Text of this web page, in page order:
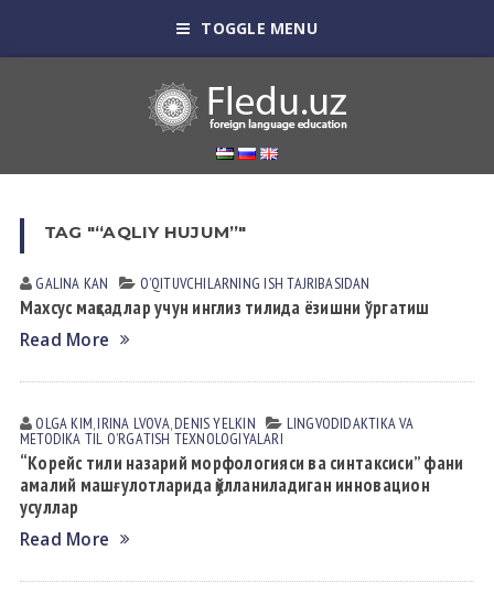
TOGGLE MENU
TAG "“AQLIY HUJUM”"
GALINA KАN OʼQITUVCHILАRNING ISH TАJRIBАSIDАN
Махсус мақсадлар учун инглиз тилида ёзишни ўргатиш
Read More
OLGA KIM,IRINA LVOVА,DENIS YELKIN LINGVODIDАKTIKА VА
METODIKА TIL OʼRGАTISH TEXNOLOGIYALАRI
“Корейс тили назарий морфологияси ва синтаксиси” фани
амалий машғулотларида қўлланиладиган инновацион
усуллар
Read More